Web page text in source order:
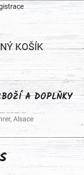
KOŠÍK
A DOPLŇKY
Alsace